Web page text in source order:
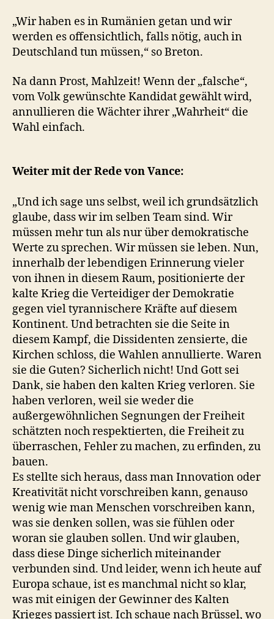
„Wir haben es in Rumänien getan und wir
werden es offensichtlich, falls nötig, auch in
Deutschland tun müssen,“ so Breton.
Na dann Prost, Mahlzeit! Wenn der „falsche“,
vom Volk gewünschte Kandidat gewählt wird,
annullieren die Wächter ihrer „Wahrheit“ die
Wahl einfach.
Weiter mit der Rede von Vance:
„Und ich sage uns selbst, weil ich grundsätzlich
glaube, dass wir im selben Team sind. Wir
müssen mehr tun als nur über demokratische
Werte zu sprechen. Wir müssen sie leben. Nun,
innerhalb der lebendigen Erinnerung vieler
von ihnen in diesem Raum, positionierte der
kalte Krieg die Verteidiger der Demokratie
gegen viel tyrannischere Kräfte auf diesem
Kontinent. Und betrachten sie die Seite in
diesem Kampf, die Dissidenten zensierte, die
Kirchen schloss, die Wahlen annullierte. Waren
sie die Guten? Sicherlich nicht! Und Gott sei
Dank, sie haben den kalten Krieg verloren. Sie
haben verloren, weil sie weder die
außergewöhnlichen Segnungen der Freiheit
schätzten noch respektierten, die Freiheit zu
überraschen, Fehler zu machen, zu erfinden, zu
bauen.
Es stellte sich heraus, dass man Innovation oder
Kreativität nicht vorschreiben kann, genauso
wenig wie man Menschen vorschreiben kann,
was sie denken sollen, was sie fühlen oder
woran sie glauben sollen. Und wir glauben,
dass diese Dinge sicherlich miteinander
verbunden sind. Und leider, wenn ich heute auf
Europa schaue, ist es manchmal nicht so klar,
was mit einigen der Gewinner des Kalten
Krieges passiert ist. Ich schaue nach Brüssel, wo